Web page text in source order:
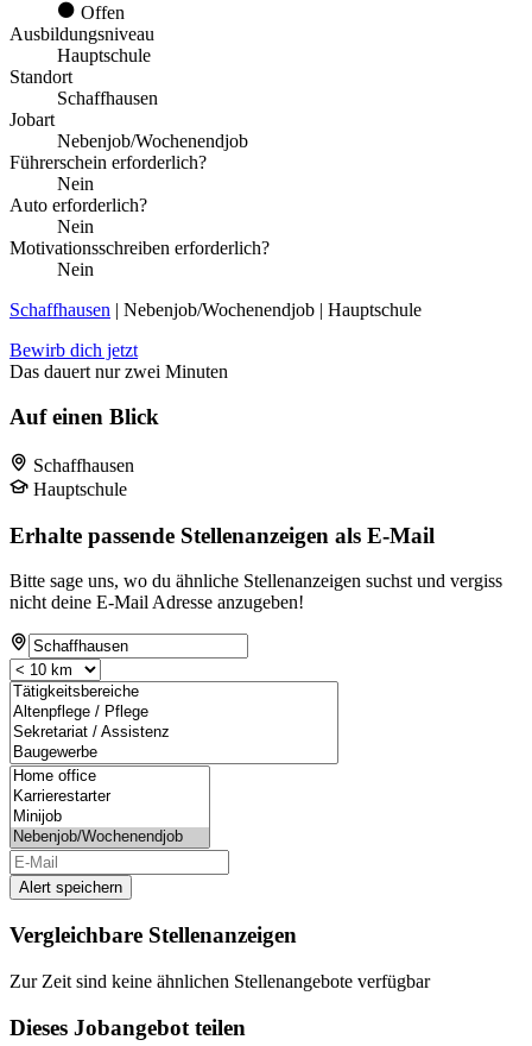
Offen
Ausbildungsniveau
Hauptschule
Standort
Schaffhausen
Jobart
Nebenjob/Wochenendjob
Führerschein erforderlich?
Nein
Auto erforderlich?
Nein
Motivationsschreiben erforderlich?
Nein
Schaffhausen | Nebenjob/Wochenendjob | Hauptschule
Bewirb dich jetzt
Das dauert nur zwei Minuten
Auf einen Blick
Schaffhausen
Hauptschule
Erhalte passende Stellenanzeigen als E-Mail
Bitte sage uns, wo du ähnliche Stellenanzeigen suchst und vergiss
nicht deine E-Mail Adresse anzugeben!
Alert speichern
Vergleichbare Stellenanzeigen
Zur Zeit sind keine ähnlichen Stellenangebote verfügbar
Dieses Jobangebot teilen